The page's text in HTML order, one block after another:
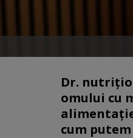
Dr.
omului cu
cum